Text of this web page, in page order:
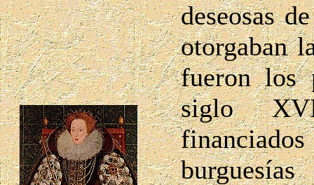
deseosas
otorgaban
fueron los
siglo